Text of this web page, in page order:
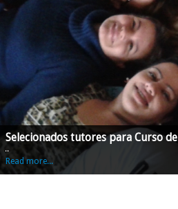
Selecionados tutores para Curso
...
Read more...